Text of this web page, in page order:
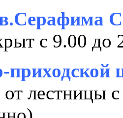
с 9.00 до
приходской
от лестницы